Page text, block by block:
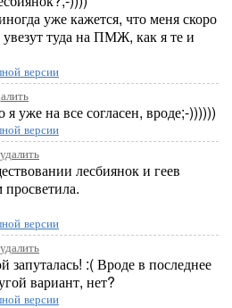
уже кажется, что меня скоро
увезут туда на ПМЖ, как я те и
версии
я уже на все согласен, вроде;-))))))
версии
удалить
лесбиянок и геев
версии
удалить
запуталась! :( Вроде в последнее
вариант, нет?
версии